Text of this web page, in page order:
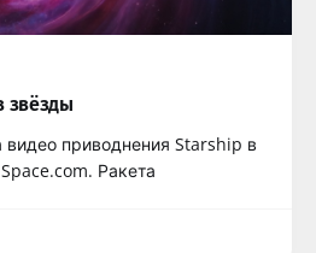
звёзды
видео приводнения Starship в
Ракета